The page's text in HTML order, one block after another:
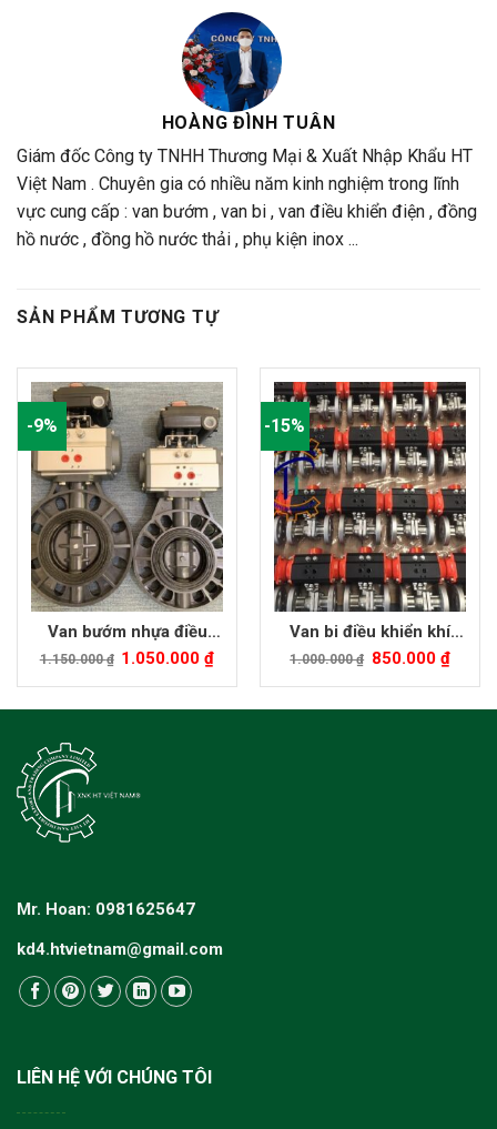
HOÀNG ĐÌNH TUÂN
Giám đốc Công ty TNHH Thương Mại & Xuất Nhập Khẩu HT
Việt Nam . Chuyên gia có nhiều năm kinh nghiệm trong lĩnh
vực cung cấp : van bướm , van bi , van điều khiển điện , đồng
hồ nước , đồng hồ nước thải , phụ kiện inox ...
SẢN PHẨM TƯƠNG TỰ
-9%
Van bướm nhựa điều
khiển khí nén
1.150.000₫ 1.050.000₫
-15%
Van bi điều khiển khí
nén Trung Quốc
1.000.000₫ 850.000 ₫
Mr. Hoan: 0981625647
kd4.htvietnam@gmail.com
LIÊN HỆ VỚI CHÚNG TÔI